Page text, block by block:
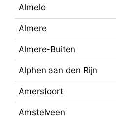
Almelo
Almere
Almere-Buiten
Alphen aan den Rijn
Amersfoort
Amstelveen